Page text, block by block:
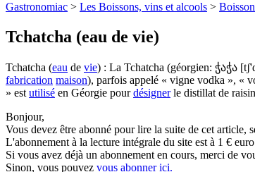
Gastronomiac > Les Boissons, vins et alcools >
Tchatcha (eau de vie)
Tchatcha (eau de vie) : La Tchatcha (géorgien: ჭაჭა
fabrication maison), parfois appelé « vigne vodka », «
» est utilisé en Géorgie pourdésignerle distillat de
Bonjour,
Vous devez être abonné pour lire la suite de cet article,
L'abonnement à la lecture intégrale du site est à 1 €
Si vous avez déjà un abonnement en cours, merci de
Sinon, vous pouvez vous abonner ici.